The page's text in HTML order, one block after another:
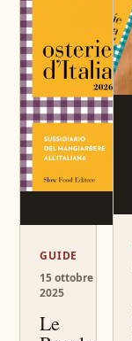
GUIDE
15 ottobre
2025
Le